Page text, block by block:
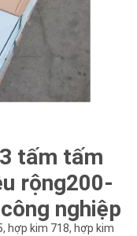
tấm tấm
rộng200-
nghiệp
hợp kim 718, hợp kim